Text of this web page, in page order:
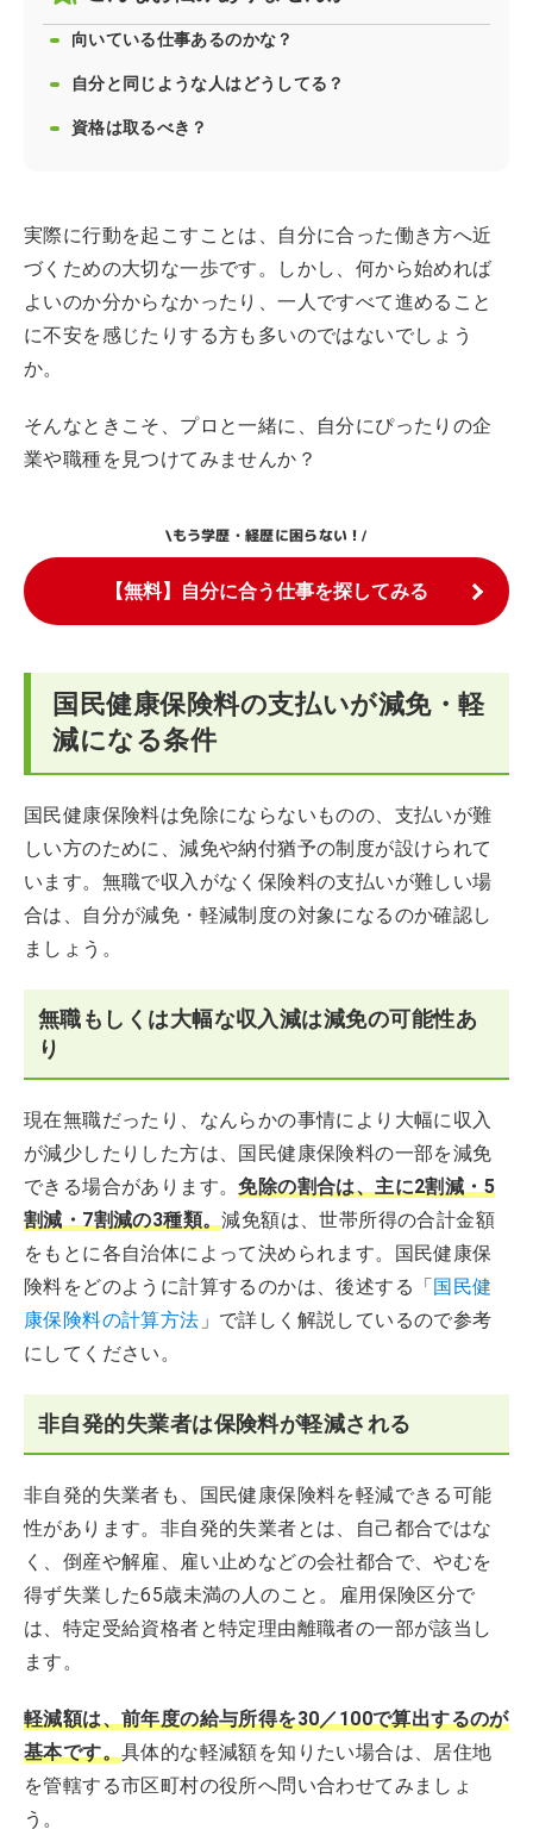
向いている仕事あるのかな？
自分と同じような人はどうしてる？
資格は取るべき？
実際に行動を起こすことは、自分に合った働き方へ近
づくための大切な一歩です。しかし、何から始めれば
よいのか分からなかったり、一人ですべて進めること
に不安を感じたりする方も多いのではないでしょう
か。
そんなときこそ、プロと一緒に、自分にぴったりの企
業や職種を見つけてみませんか？
\もう学歴・経歴に困らない！/
【無料】自分に合う仕事を探してみる
国民健康保険料の支払いが減免・軽
減になる条件
国民健康保険料は免除にならないものの、支払いが難
しい方のために、減免や納付猶予の制度が設けられて
います。無職で収入がなく保険料の支払いが難しい場
合は、自分が減免・軽減制度の対象になるのか確認し
ましょう。
無職もしくは大幅な収入減は減免の可能性あ
り
現在無職だったり、なんらかの事情により大幅に収入
が減少したりした方は、国民健康保険料の一部を減免
できる場合があります。免除の割合は、主に2割減・5
割減・7割減の3種類。減免額は、世帯所得の合計金額
をもとに各自治体によって決められます。国民健康保
険料をどのように計算するのかは、後述する「国民健
康保険料の計算方法 」で詳しく解説しているので参考
にしてください。
非自発的失業者は保険料が軽減される
非自発的失業者も、国民健康保険料を軽減できる可能
性があります。非自発的失業者とは、自己都合ではな
く、倒産や解雇、雇い止めなどの会社都合で、やむを
得ず失業した65歳未満の人のこと。雇用保険区分で
は、特定受給資格者と特定理由離職者の一部が該当し
ます。
軽減額は、前年度の給与所得を30／100で算出するのが
基本です。具体的な軽減額を知りたい場合は、居住地
を管轄する市区町村の役所へ問い合わせてみましょ
う。